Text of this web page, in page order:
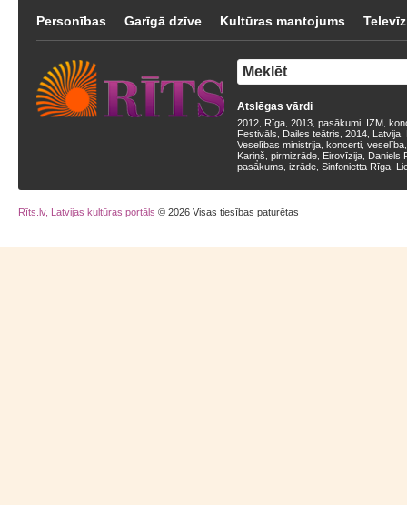
Personības Garīgā dzīve Kultūras mantojums
Atslēgas vārdi
2012 Rīga 2013 pasākumi IZM
Festivāls
Dailes teātris 2014 Latvija
Veselības ministrija koncerti veselība
Kariņš pirmizrāde Eirovīzija Daniels
pasākums izrāde Sinfonietta Rīga
Rīts.lv, Latvijas kultūras portāls © 2026 Visas tiesības paturētas